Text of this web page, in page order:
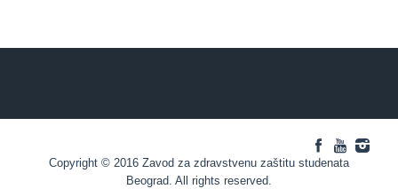
(Ћирилица) ОБАВЕШТЕЊЕ о
Copyright © 2016 Zavod za zdravstvenu zaštitu studenata
Beograd. All rights reserved.